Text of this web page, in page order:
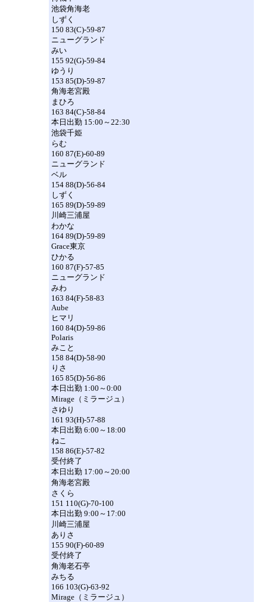
池袋角海老
しずく
150 83(C)-59-87
ニューグランド
みい
155 92(G)-59-84
ゆうり
153 85(D)-59-87
角海老宮殿
まひろ
163 84(C)-58-84
本日出勤 15:00～22:30
池袋千姫
らむ
160 87(E)-60-89
ニューグランド
ベル
154 88(D)-56-84
しずく
165 89(D)-59-89
川崎三浦屋
わかな
164 89(D)-59-89
Grace東京
ひかる
160 87(F)-57-85
ニューグランド
みわ
163 84(F)-58-83
Aube
ヒマリ
160 84(D)-59-86
Polaris
みこと
158 84(D)-58-90
りさ
165 85(D)-56-86
本日出勤 1:00～0:00
Mirage（ミラージュ）
さゆり
161 93(H)-57-88
本日出勤 6:00～18:00
ねこ
158 86(E)-57-82
受付終了
本日出勤 17:00～20:00
角海老宮殿
さくら
151 110(G)-70-100
本日出勤 9:00～17:00
川崎三浦屋
ありさ
155 90(F)-60-89
受付終了
角海老石亭
みちる
166 103(G)-63-92
Mirage（ミラージュ）